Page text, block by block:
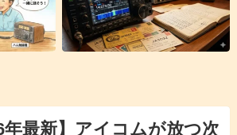
年最新】アイコムが放つ次